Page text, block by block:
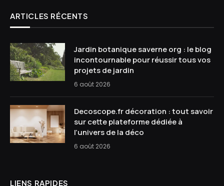
ARTICLES RÉCENTS
Jardin botanique saverne org : le blog
incontournable pour réussir tous vos
projets de jardin
6 août 2026
Decoscope.fr décoration : tout savoir
sur cette plateforme dédiée à
l’univers de la déco
6 août 2026
LIENS RAPIDES